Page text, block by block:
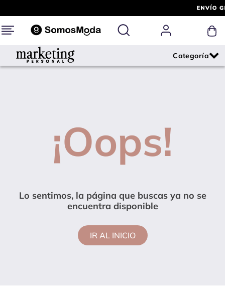
¡Oops!
Lo sentimos, la página que buscas ya no se
encuentra disponible
IR AL INICIO